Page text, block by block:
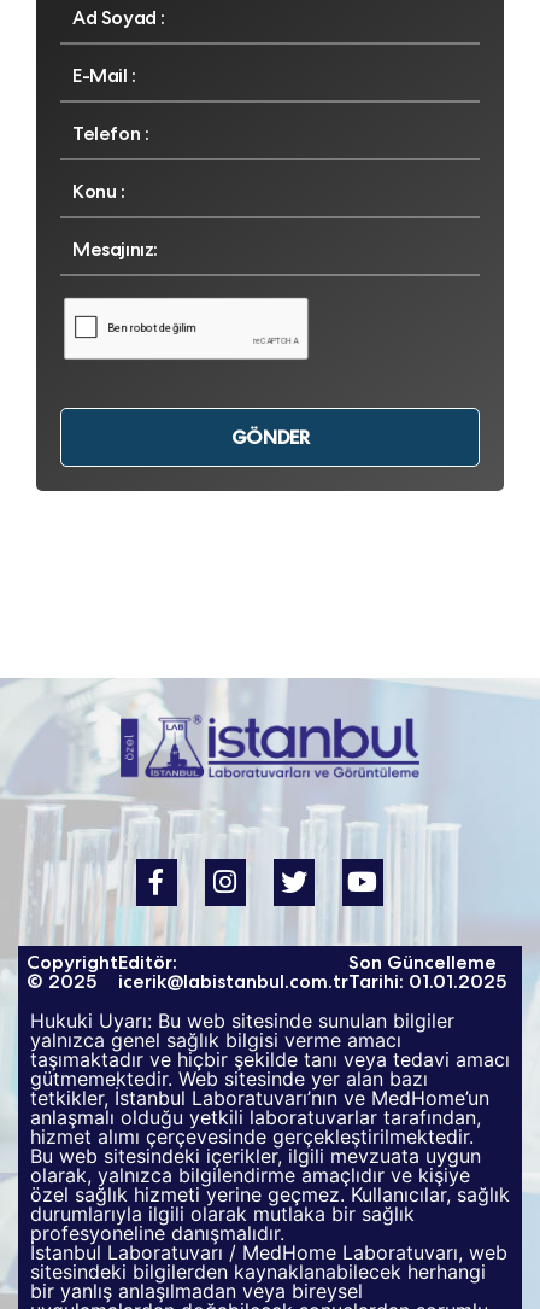
Copyright
© 2025
Editör:
icerik@labistanbul.com.tr
Son Güncelleme
Tarihi: 01.01.2025
Hukuki Uyarı: Bu web sitesinde sunulan bilgiler
yalnızca genel sağlık bilgisi verme amacı
taşımaktadır ve hiçbir şekilde tanı veya tedavi amacı
gütmemektedir. Web sitesinde yer alan bazı
tetkikler, İstanbul Laboratuvarı’nın ve MedHome’un
anlaşmalı olduğu yetkili laboratuvarlar tarafından,
hizmet alımı çerçevesinde gerçekleştirilmektedir.
Bu web sitesindeki içerikler, ilgili mevzuata uygun
olarak, yalnızca bilgilendirme amaçlıdır ve kişiye
özel sağlık hizmeti yerine geçmez. Kullanıcılar, sağlık
durumlarıyla ilgili olarak mutlaka bir sağlık
profesyoneline danışmalıdır.
İstanbul Laboratuvarı / MedHome Laboratuvarı, web
sitesindeki bilgilerden kaynaklanabilecek herhangi
bir yanlış anlaşılmadan veya bireysel